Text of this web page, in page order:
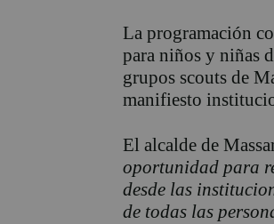
La programación
para niños y niñas
grupos scouts de
manifiesto
El alcalde de
oportunidad para
desde las
de todas las